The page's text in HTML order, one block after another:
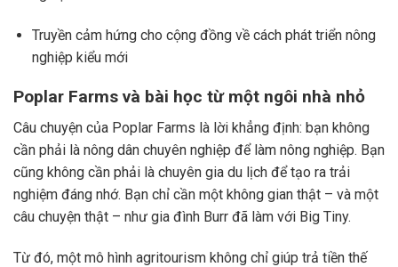
Truyền cảm hứng cho cộng đồng về cách phát triển nông
nghiệp kiểu mới
Poplar Farms và bài học từ một ngôi nhà nhỏ
Câu chuyện của Poplar Farms là lời khẳng định: bạn không
cần phải là nông dân chuyên nghiệp để làm nông nghiệp. Bạn
cũng không cần phải là chuyên gia du lịch để tạo ra trải
nghiệm đáng nhớ. Bạn chỉ cần một không gian thật – và một
câu chuyện thật – như gia đình Burr đã làm với Big Tiny.
Từ đó, một mô hình agritourism không chỉ giúp trả tiền thế